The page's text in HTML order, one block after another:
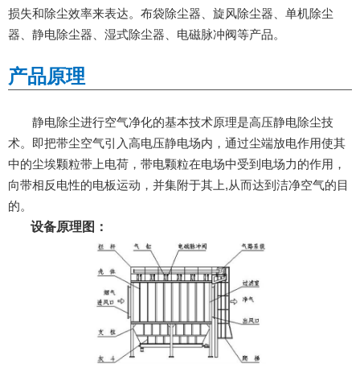
损失和除尘效率来表达。布袋除尘器、旋风除尘器、单机除尘
器、静电除尘器、湿式除尘器、电磁脉冲阀等产品。
产品原理
静电除尘进行空气净化的基本技术原理是高压静电除尘技
术。即把带尘空气引入高电压静电场内，通过尘端放电作用使其
中的尘埃颗粒带上电荷，带电颗粒在电场中受到电场力的作用，
向带相反电性的电板运动，并集附于其上,从而达到洁净空气的目
的。
设备原理图：